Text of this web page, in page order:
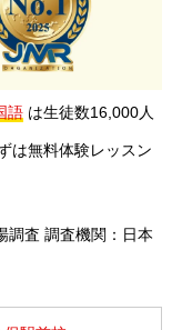
語は生徒数16,000人
は無料体験レッスン
調査 調査機関：日本